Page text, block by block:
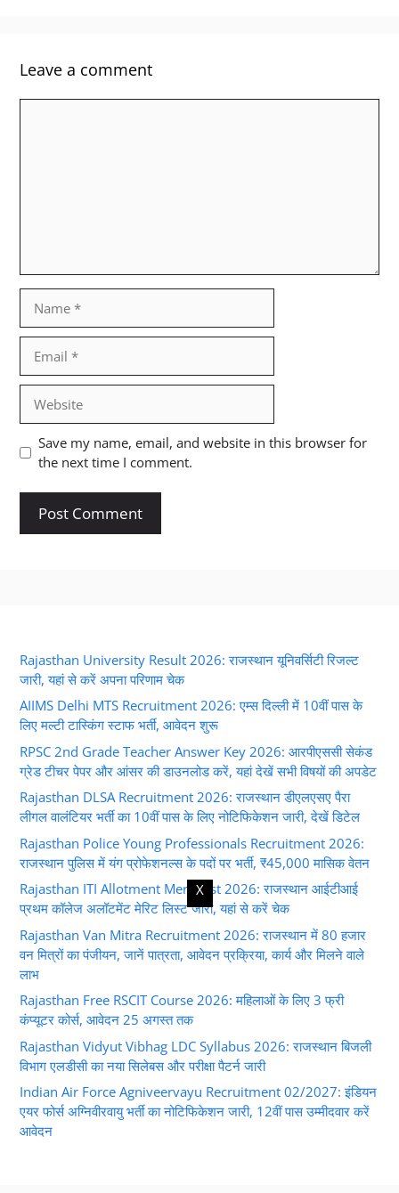
Leave a comment
Save my name, email, and website in this browser for
the next time I comment.
Rajasthan University Result 2026: राजस्थान यूनिवर्सिटी रिजल्ट
जारी, यहां से करें अपना परिणाम चेक
AIIMS Delhi MTS Recruitment 2026: एम्स दिल्ली में 10वीं पास के
लिए मल्टी टास्किंग स्टाफ भर्ती, आवेदन शुरू
RPSC 2nd Grade Teacher Answer Key 2026: आरपीएससी सेकंड
ग्रेड टीचर पेपर और आंसर की डाउनलोड करें, यहां देखें सभी विषयों की अपडेट
Rajasthan DLSA Recruitment 2026: राजस्थान डीएलएसए पैरा
लीगल वालंटियर भर्ती का 10वीं पास के लिए नोटिफिकेशन जारी, देखें डिटेल
Rajasthan Police Young Professionals Recruitment 2026:
राजस्थान पुलिस में यंग प्रोफेशनल्स के पदों पर भर्ती, ₹45,000 मासिक वेतन
Rajasthan ITI Allotment Merit List 2026: राजस्थान आईटीआई
प्रथम कॉलेज अलॉटमेंट मेरिट लिस्ट जारी, यहां से करें चेक
Rajasthan Van Mitra Recruitment 2026: राजस्थान में 80 हजार
वन मित्रों का पंजीयन, जानें पात्रता, आवेदन प्रक्रिया, कार्य और मिलने वाले
लाभ
Rajasthan Free RSCIT Course 2026: महिलाओं के लिए 3 फ्री
कंप्यूटर कोर्स, आवेदन 25 अगस्त तक
Rajasthan Vidyut Vibhag LDC Syllabus 2026: राजस्थान बिजली
विभाग एलडीसी का नया सिलेबस और परीक्षा पैटर्न जारी
Indian Air Force Agniveervayu Recruitment 02/2027: इंडियन
एयर फोर्स अग्निवीरवायु भर्ती का नोटिफिकेशन जारी, 12वीं पास उम्मीदवार करें
आवेदन
X